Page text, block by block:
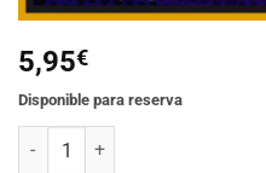
5,95€
Disponible para reserva
Jungle Boogie (Kraven) cantidad